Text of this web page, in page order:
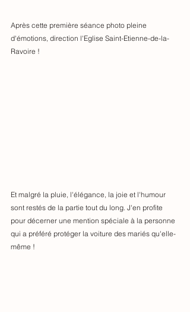
Après cette première séance photo pleine
d'émotions, direction l'Eglise Saint-Etienne-de-la-
Ravoire !
Et malgré la pluie, l'élégance, la joie et l'humour
sont restés de la partie tout du long. J'en profite
pour décerner une mention spéciale à la personne
qui a préféré protéger la voiture des mariés qu'elle-
même !